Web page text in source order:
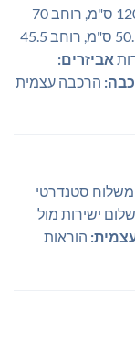
אורך 120 ס"מ, רוחב 70
עומק 50.5 ס"מ, רוחב 45.5
אביזרים:
הרכבה עצמית
משלוח סטנדרטי
ישירות מול
הוראות